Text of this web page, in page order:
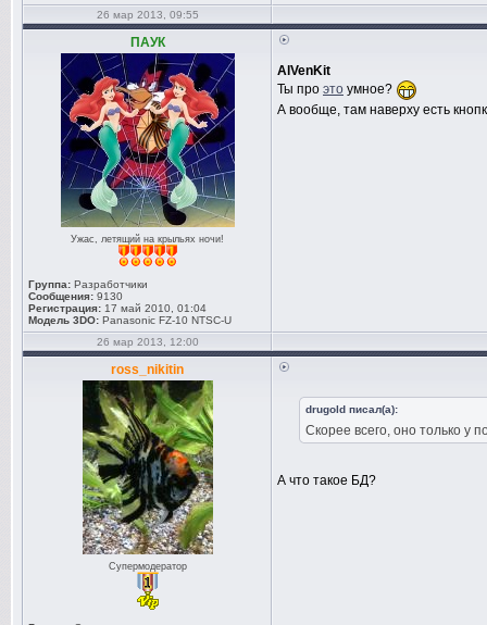
26 мар 2013, 09:55
ПАУК
Ужас, летящий на крыльях ночи!
Группа: Разработчики
Сообщения: 9130
Регистрация: 17 май 2010, 01:04
Модель 3DO: Panasonic FZ-10 NTSC-U
AlVenKit
Ты про это умное?
А вообще, там наверху есть
26 мар 2013, 12:00
ross_nikitin
Супермодератор
drugold писал(а):
Скорее всего, оно только у
А что такое БД?